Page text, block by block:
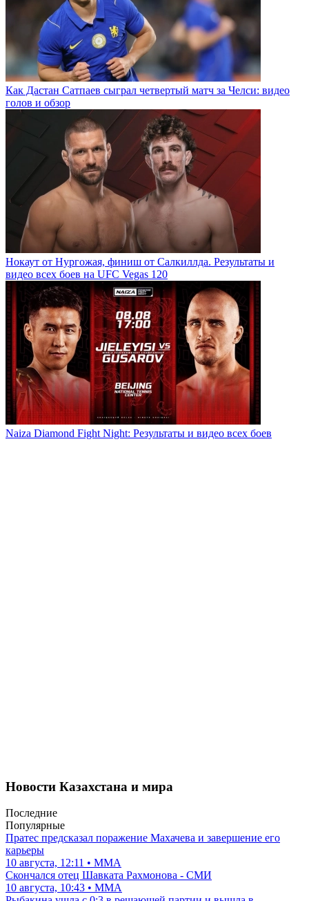
Как Дастан Сатпаев сыграл четвертый матч за Челси: видео
голов и обзор
Нокаут от Нургожая, финиш от Салкиллда. Результаты и
видео всех боев на UFC Vegas 120
Naiza Diamond Fight Night: Результаты и видео всех боев
Новости Казахстана и мира
Последние
Популярные
Пратес предсказал поражение Махачева и завершение его
карьеры
10 августа, 12:11 • ММА
Скончался отец Шавката Рахмонова - СМИ
10 августа, 10:43 • ММА